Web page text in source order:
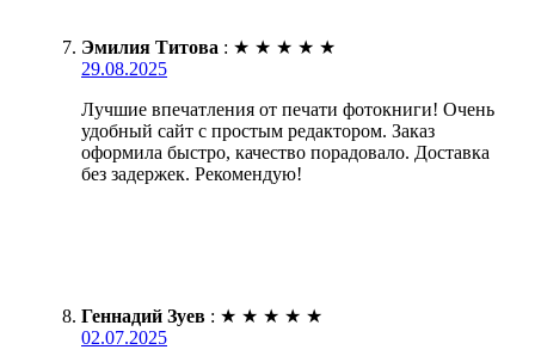
Эмилия Титова : ★ ★ ★ ★ ★
29.08.2025
Лучшие впечатления от печати фотокниги! Очень
удобный сайт с простым редактором. Заказ
оформила быстро, качество порадовало. Доставка
без задержек. Рекомендую!
Геннадий Зуев : ★ ★ ★ ★ ★
02.07.2025